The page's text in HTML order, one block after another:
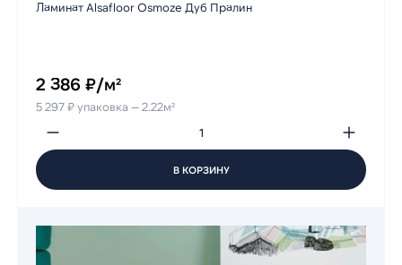
Ламинат Alsafloor Osmoze Дуб Пралин
2 386 ₽/м²
5 297 ₽ упаковка — 2.22м²
В КОРЗИНУ